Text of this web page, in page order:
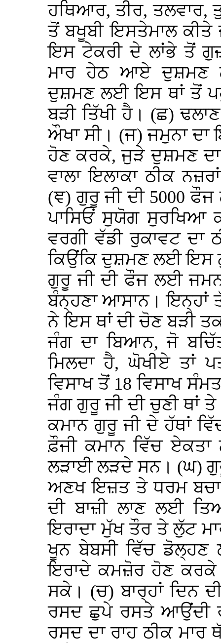
ਹਥਿਆਰ, ਤੀਰ, ਤਲਵਾਰ,
ਤੋਂ ਬਖੂਬੀ ਇਸਤੇਮਾਲ
ਇਸ ਟੇਕਰੀ ਦੇ ਲਾਂਭੇ ਤੋਂ
ਮਾਰ ਹੇਠ ਆਏ ਦੁਸ਼ਮਣ
ਦੁਸ਼ਮਣ ਲਈ ਇਸ ਥਾਂ ਤੋਂ
ਬੜੀ ਤਿੱਖੀ ਹੈ। (ਛ)
ਔਖਾ ਸੀ। (ਜ) ਜਮੁਨਾ
ਹੋਣ ਕਰਕੇ, ਜੁੜੇ ਦੁਸ਼ਮਣ ਦਾ
ਵਾਲਾ ਇਲਾਕਾ ਠੀਕ
(ਞ) ਗੁਰੂ ਜੀ ਦੀ 5000
ਪਾਸਿਓਂ ਸੁਯੋਗ ਸੁਰਖਿਆ
ਵਰਗੀ ਵੱਡੀ ਰੁਕਾਵਟ
ਕਿਉਂਕਿ ਦੁਸ਼ਮਣ ਲਈ ਇਸ
ਗੁਰੂ ਜੀ ਦੀ ਫੌਜ ਲਈ
ਬੰਨ੍ਹਣਾ ਆਸਾਨ। ਇਨ੍ਹਾਂ
ਨੇ ਇਸ ਥਾਂ ਦੀ ਚੋਣ ਬੜੀ
ਜੰਗ ਦਾ ਬਿਆਨ, ਜੋ
ਮਿਲਦਾ ਹੈ, ਘੋਖੀਏ ਤਾਂ
ਵਿਸਾਖ ਤੋਂ 18 ਵਿਸਾਖ
ਜੰਗ ਗੁਰੂ ਜੀ ਦੀ ਚੁਣੀ ਥਾਂ
ਕਮਾਨ ਗੁਰੂ ਜੀ ਦੇ ਹੱਥਾਂ
ਫ਼ੌਜੀ ਕਮਾਨ ਵਿੱਚ
ਲੜਾਈ ਲੜਦੇ ਸਨ। (ਘ)
ਅਣਖ ਇਜ਼ਤ ਤੇ ਧਰਮ
ਦੀ ਬਾਜ਼ੀ ਲਾਣ ਲਈ
ਇਰਾਦਾ ਮੁੱਖ ਤੌਰ ਤੇ ਲੁੱਟ
ਖੂਨ ਬੇਬਸੀ ਵਿੱਚ
ਇਰਾਦੇ ਕਮਜ਼ੋਰ ਹੋਣ ਕਰਕੇ
ਸਕੇ। (ਚ) ਬਾਰ੍ਹਾਂ ਦਿਨ
ਰਸਦ ਛੁਪੇ ਰਸਤੇ ਆਉਂਦੀ
ਰਸਦ ਦਾ ਰਾਹ ਠੀਕ